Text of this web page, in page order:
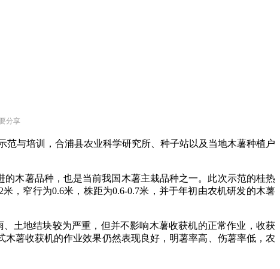
分享
范与培训，合浦县农业科学研究所、种子站以 及 当地木薯种植户
的木薯品种， 也是当前我国木薯主栽品种之一。此次示范的桂热
米，窄行为0.6米，株距为0.6-0.7米， 并于年初由农机研发的木薯
、土地结块较为严重，但并不影响木薯收获机的正常作业， 收获
木薯收获机的作业效果仍然表现良好，明薯率高、伤薯率低，农